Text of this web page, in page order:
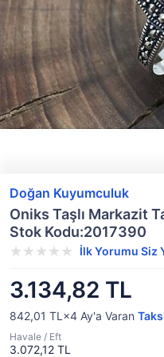
Doğan Kuyumculuk
Oniks Taşlı Markazit
Stok Kodu:2017390
İlk Yorumu Siz
3.134,82 TL
842,01 TL×4 Ay'a Varan
Havale / Eft
3.072,12 TL